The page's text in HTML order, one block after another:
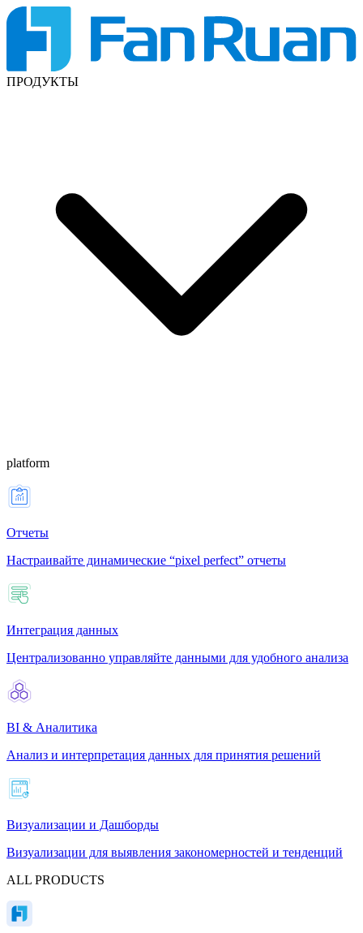
ПРОДУКТЫ
platform
Отчеты
Настраивайте динамические “pixel perfect” отчеты
Интеграция данных
Централизованно управляйте данными для удобного анализа
BI & Аналитика
Анализ и интерпретация данных для принятия решений
Визуализации и Дашборды
Визуализации для выявления закономерностей и тенденций
ALL PRODUCTS